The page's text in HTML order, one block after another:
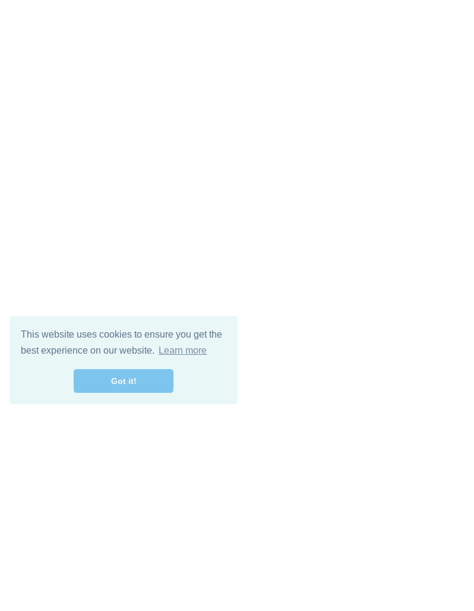
This website uses cookies to ensure you get the
best experience on our website.
Learn more
Got it!